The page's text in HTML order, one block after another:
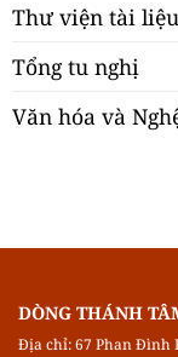
Thư viện tài liệu
Tổng tu nghị
Văn hóa và
DÒNG THÁNH
Địa chỉ: 67 Phan Đình